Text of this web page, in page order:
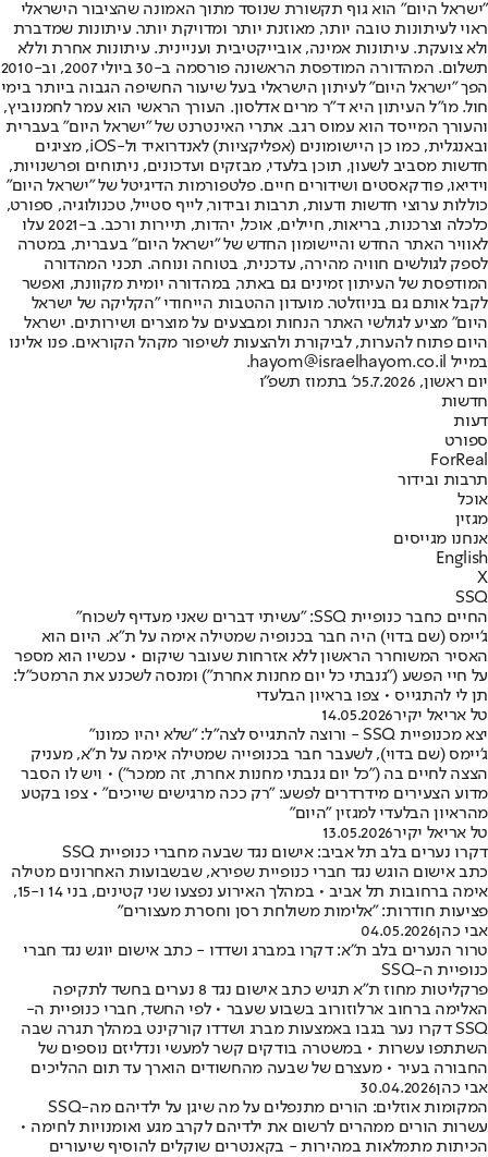
"ישראל היום" הוא גוף תקשורת שנוסד מתוך האמונה שהציבור הישראלי
ראוי לעיתונות טובה יותר, מאוזנת יותר ומדויקת יותר. עיתונות שמדברת
ולא צועקת. עיתונות אמינה, אובייקטיבית ועניינית. עיתונות אחרת וללא
תשלום. המהדורה המודפסת הראשונה פורסמה ב-30 ביולי 2007, וב-2010
הפך "ישראל היום" לעיתון הישראלי בעל שיעור החשיפה הגבוה ביותר בימי
חול. מו"ל העיתון היא ד"ר מרים אדלסון. העורך הראשי הוא עמר לחמנוביץ,
והעורך המייסד הוא עמוס רגב. אתרי האינטרנט של "ישראל היום" בעברית
ובאנגלית, כמו כן היישומונים (אפליקציות) לאנדרואיד ול-iOS, מציגים
חדשות מסביב לשעון, תוכן בלעדי, מבזקים ועדכונים, ניתוחים ופרשנויות,
וידיאו, פודקאסטים ושידורים חיים. פלטפורמות הדיגיטל של "ישראל היום"
כוללות ערוצי חדשות ודעות, תרבות ובידור, לייף סטייל, טכנולוגיה, ספורט,
כלכלה וצרכנות, בריאות, חיילים, אוכל, יהדות, תיירות ורכב. ב-2021 עלו
לאוויר האתר החדש והיישומון החדש של "ישראל היום" בעברית, במטרה
לספק לגולשים חוויה מהירה, עדכנית, בטוחה ונוחה. תכני המהדורה
המודפסת של העיתון זמינים גם באתר, במהדורה יומית מקוונת, ואפשר
לקבל אותם גם בניוזלטר. מועדון ההטבות הייחודי "הקליקה של ישראל
היום" מציע לגולשי האתר הנחות ומבצעים על מוצרים ושירותים. ישראל
היום פתוח להערות, לביקורת ולהצעות לשיפור מקהל הקוראים. פנו אלינו
במייל hayom@israelhayom.co.il.
יום ראשון, 5.7.2026
כ' בתמוז תשפ"ו
חדשות
דעות
ספורט
ForReal
תרבות ובידור
אוכל
מגזין
אנחנו מגייסים
English
X
SSQ
החיים כחבר כנופיית SSQ: "עשיתי דברים שאני מעדיף לשכוח"
ג'יימס (שם בדוי) היה חבר בכנופיה שמטילה אימה על ת"א. היום הוא
האסיר המשוחרר הראשון ללא אזרחות שעובר שיקום • עכשיו הוא מספר
על חיי הפשע ("גנבתי כל יום מחנות אחרת") ומנסה לשכנע את הרמטכ"ל:
תן לי להתגייס • צפו בראיון הבלעדי
טל אריאל יקיר14.05.2026
יצא מכנופיית SSQ - ורוצה להתגייס לצה"ל: "שלא יהיו כמונו"
ג'יימס (שם בדוי), לשעבר חבר בכנופייה שמטילה אימה על ת"א, מעניק
הצצה לחיים בה ("כל יום גנבתי מחנות אחרת, זה ממכר") • ויש לו הסבר
מדוע הצעירים מידרדרים לפשע: "רק ככה מרגישים שייכים" • צפו בקטע
מהראיון הבלעדי למגזין "היום"
טל אריאל יקיר13.05.2026
דקרו נערים בלב תל אביב: אישום נגד שבעה מחברי כנופיית SSQ
כתב אישום הוגש נגד חברי כנופיית שפירא, שבשבועות האחרונים מטילה
אימה ברחובות תל אביב • במהלך האירוע נפצעו שני קטינים, בני 14 ו-15,
פציעות חודרות: "אלימות משולחת רסן וחסרת מעצורים"
אבי כהן04.05.2026
טרור הנערים בלב ת"א: דקרו במברג ושדדו - כתב אישום יוגש נגד חברי
כנופיית ה-SSQ
פרקליטות מחוז ת"א תגיש כתב אישום נגד 8 נערים בחשד לתקיפה
האלימה ברחוב ארלוזורוב בשבוע שעבר • לפי החשד, חברי כנופיית ה-
SSQ דקרו נער בגבו באמצעות מברג ושדדו קורקינט במהלך תגרה שבה
השתתפו עשרות • במשטרה בודקים קשר למעשי ונדליזם נוספים של
החבורה בעיר • מעצרם של שבעה מהחשודים הוארך עד תום ההליכים
אבי כהן30.04.2026
המקומות אוזלים: הורים מתנפלים על מה שיגן על ילדיהם מה-SSQ
עשרות הורים ממהרים לרשום את ילדיהם לקרב מגע ואומנויות לחימה •
הכיתות מתמלאות במהירות - בקאנטרים שוקלים להוסיף שיעורים